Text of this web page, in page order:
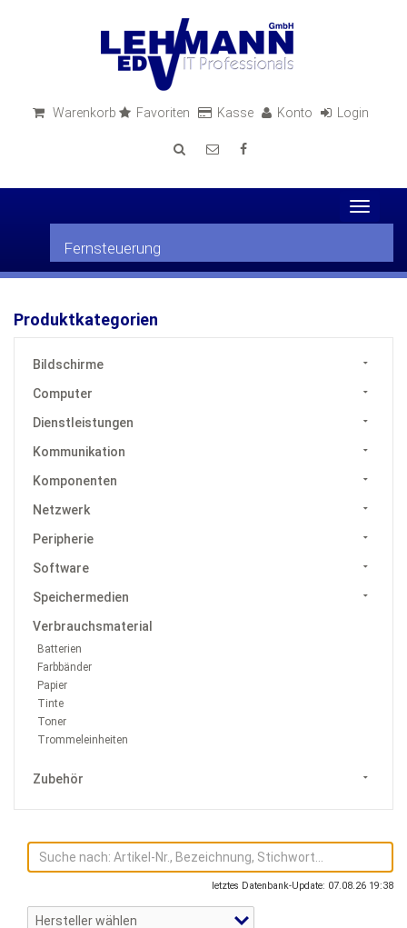
Warenkorb Favoriten Kasse Konto Login
Toggle
Fernsteuerung
Produktkategorien
Bildschirme
Computer
Dienstleistungen
Kommunikation
Komponenten
Netzwerk
Peripherie
Software
Speichermedien
Verbrauchsmaterial
Batterien
Farbbänder
Papier
Tinte
Toner
Trommeleinheiten
Zubehör
letztes Datenbank-Update: 07.08.26 19:38